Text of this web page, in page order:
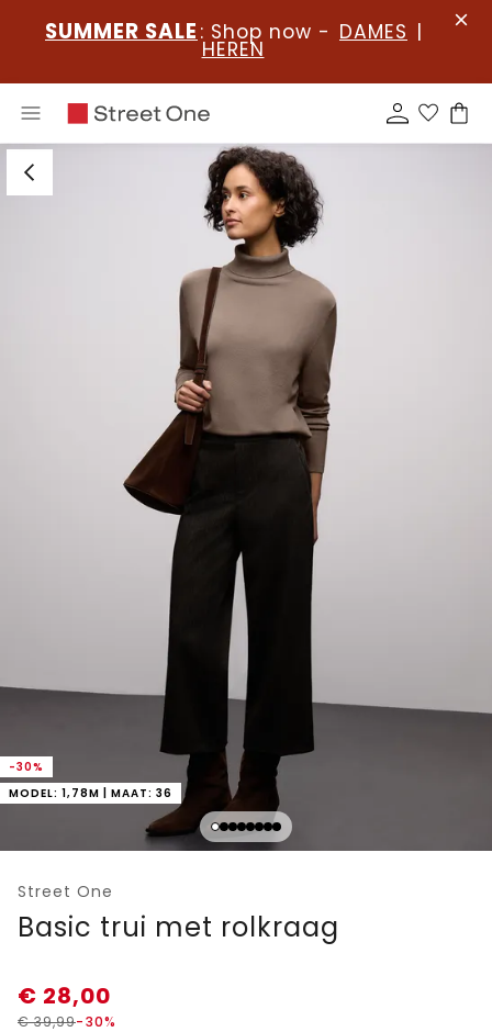
SUMMER SALE : Shop now - DAMES |
HEREN
-30%
MODEL: 1,78M | MAAT: 36
Street One
Basic trui met rolkraag
€ 28,00
€39,99-30%